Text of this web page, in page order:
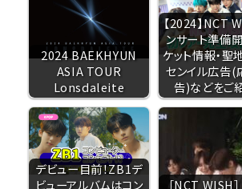
2024 BAEKHYUN
ASIA TOUR
Lonsdaleite
【2024】NCT
ンサート準備
ケット情報・聖
センイル広告(
告)などをご
デビュー目前！ZB1デ
ビューアルバムはコン
［NCT WISH